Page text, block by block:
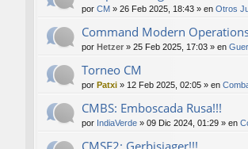
por CM » 26 Feb 2025, 18:43 » en Otros
Command Modern
por Hetzer » 25 Feb 2025, 17:03 » en
Torneo CM
por Patxi » 12 Feb 2025, 02:05 » en
CMBS: Emboscada Rusa!!!
por IndiaVerde » 09 Dic 2024, 01:29 » en